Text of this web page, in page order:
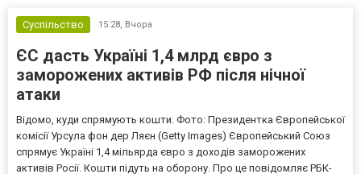
Суспільство 15:28, Вчора
ЄС дасть Україні 1,4 млрд євро з
заморожених активів РФ після нічної
атаки
Відомо, куди спрямують кошти. Фото: Президентка Європейської
комісії Урсула фон дер Ляєн (Getty Images) Європейський Союз
спрямує Україні 1,4 мільярда євро з доходів заморожених
активів Росії. Кошти підуть на оборону. Про це повідомляє РБК-